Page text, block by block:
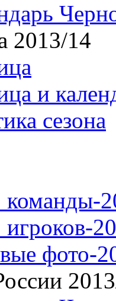
2013/14
и
сезона
фото-